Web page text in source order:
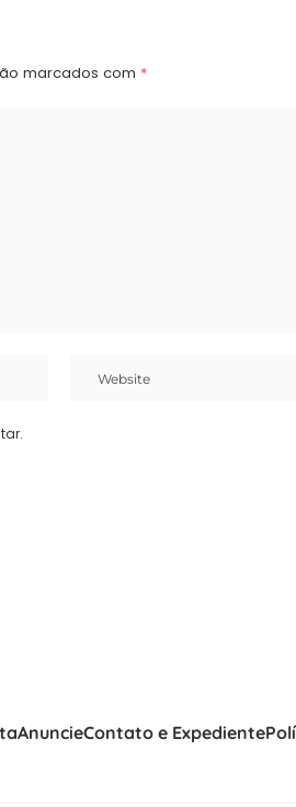
marcados com *
AnuncieContato e Expediente